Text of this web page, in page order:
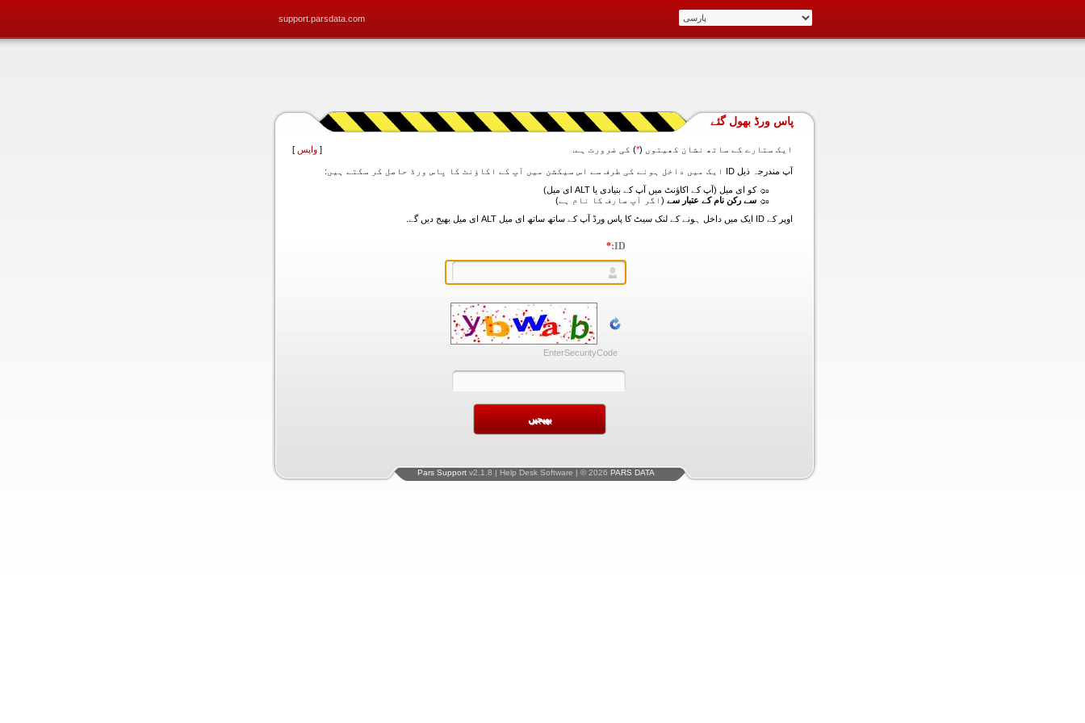
support.parsdata.com
پاس ورڈ بھول گئے
ایک ستارے کے ساتھ نشان کھیتوں (*) کی ضرورت ہے. [ واپس ]
آپ مندرجہ ذیل ID ایک میں داخل ہونے کی طرف سے اس سیکشن میں آپ کے اکاؤنٹ کا پاس ورڈ حاصل کر سکتے ہیں:
کو ای میل (آپ کے اکاؤنٹ میں آپ کے بنیادی یا ALT ای میل)
سے رکن نام کے عتبار سے (اگر آپ صارف کا نام ہے)
اوپر کے ID ایک میں داخل ہونے کے لنک سیٹ کا پاس ورڈ آپ کے ساتھ ساتھ ای میل ALT ای میل بھیج دیں گے.
ID:
*
EnterSecurityCode
Pars Support v2.1.8 | Help Desk Software | © 2026 PARS DATA